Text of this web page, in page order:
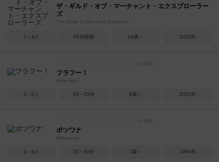
ザ・ギルド・オブ・マーチャント・エクスプローラー
ズ
The Guild of Merchant Explorers
1～4人 45分前後 14歳～ 2022年
フラフー！
Hula-Hoo!
2～6人 10～20分 8歳～ 2021年
ボツワナ
Botswana
2～5人 20～30分 7歳～ 1994年